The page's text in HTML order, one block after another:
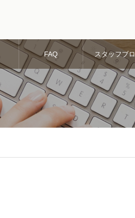
FAQ スタッフブロ
グ